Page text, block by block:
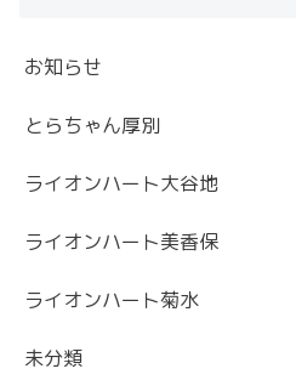
お知らせ
とらちゃん厚別
ライオンハート大谷地
ライオンハート美香保
ライオンハート菊水
未分類